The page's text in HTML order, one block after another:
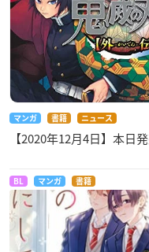
マンガ 書籍 ニュース
【2020年12月4日】本日
BL マンガ 書籍